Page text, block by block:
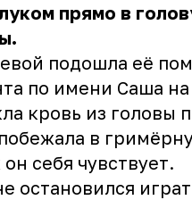
прямо в
подошла её
по имени Саша на
кровь из головы
в
себя чувствует.
остановился